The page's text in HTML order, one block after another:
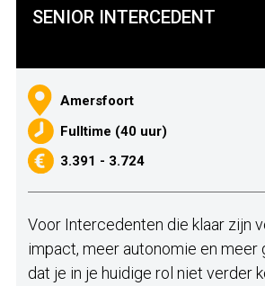
SENIOR INTERCEDENT
Amersfoort
Fulltime (40 uur)
3.391 - 3.724
Voor Intercedenten die klaar zijn
impact, meer autonomie en meer
dat je in je huidige rol niet verder